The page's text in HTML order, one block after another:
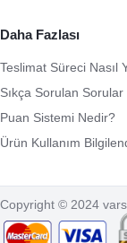
Daha Fazlası
Teslimat Süreci Nasıl
Sıkça Sorulan Sorular
Puan Sistemi Nedir?
Ürün Kullanım
Copyright © 2024